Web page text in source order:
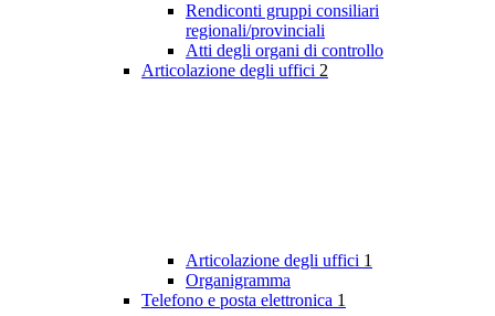
Rendiconti gruppi consiliari
regionali/provinciali
Atti degli organi di controllo
Articolazione degli uffici 2
Articolazione degli uffici 1
Organigramma
Telefono e posta elettronica 1